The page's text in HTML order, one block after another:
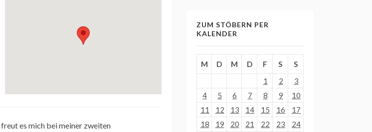
freut es mich bei meiner zweiten
ZUM STÖBERN PER
KALENDER
M D M D F S
S
1
2
3
4
5 6 7 8 9
10
11
12 13 14 15 16
17
18
19 20 21 22 23
24